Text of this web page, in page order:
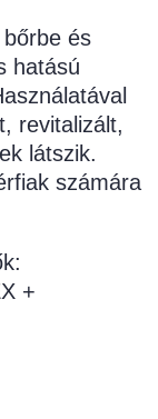
és
hatású
revitalizált,
látszik.
számára
+